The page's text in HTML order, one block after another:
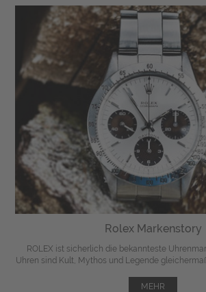
Rolex Markenstory
ROLEX ist sicherlich die bekannteste
Uhren sind Kult, Mythos und Legende
MEHR